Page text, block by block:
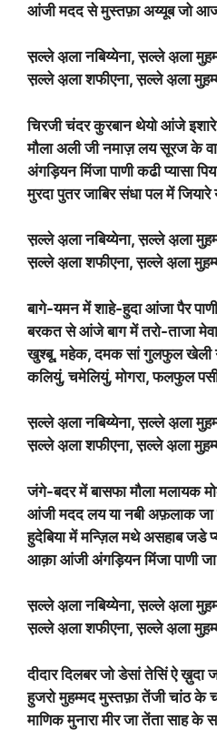
आंजी मदद से मुस्तफ़ा अय्यूब जो
स़ल्ले अ़ला नबिय्येना, स़ल्ले अ़ला
स़ल्ले अ़ला शफीएना, स़ल्ले अ़ला
चिरजी चंदर कुरबान थेयो आंजे इशारे
मौला अली जी नमाज़ लय सूरज के
अंगड़ियन मिंजा पाणी कढी प्यासा
मुरदा पुतर जाबिर संधा पल में जियारे
स़ल्ले अ़ला नबिय्येना, स़ल्ले अ़ला
स़ल्ले अ़ला शफीएना, स़ल्ले अ़ला
बागे-यमन में शाहे-हुदा आंजा पैर
बरकत से आंजे बाग में तरो-ताजा
खुश्बू, महेक, दमक सां गुलफुल खेली
कलियुं, चमेलियुं, मोगरा, फलफुल
स़ल्ले अ़ला नबिय्येना, स़ल्ले अ़ला
स़ल्ले अ़ला शफीएना, स़ल्ले अ़ला
जंगे-बदर में बासफा मौला मलायक
आंजी मदद लय या नबी अफ़लाक जा
हुदेबिया में मन्ज़िल मथे असहाब जडे
आक़ा आंजी अंगड़ियन मिंजा पाणी जा
स़ल्ले अ़ला नबिय्येना, स़ल्ले अ़ला
स़ल्ले अ़ला शफीएना, स़ल्ले अ़ला
दीदार दिलबर जो डेसां तेसिं ऐ ख़ुदा
हुजरो मुहम्मद मुस्तफ़ा तेंजी चांठ के
माणिक मुनारा मीर जा तेंता साह के